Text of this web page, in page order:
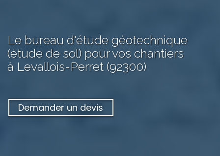
Le bureau d'étude géotechnique
(étude de sol) pour vos chantiers
à Levallois-Perret (92300)
Demander un devis